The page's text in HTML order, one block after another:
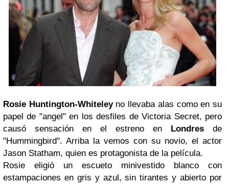
Rosie Huntington-Whiteleyno llevaba alas como en su
papel de "angel" en los desfiles de Victoria Secret, pero
causó sensación en el estreno en Londres de
"Hummingbird". Arriba la vemos con su novio, el actor
Jason Statham, quien es protagonista de la película.
Rosie eligió un escueto minivestido blanco con
estampaciones en gris y azul, sin tirantes y abierto por